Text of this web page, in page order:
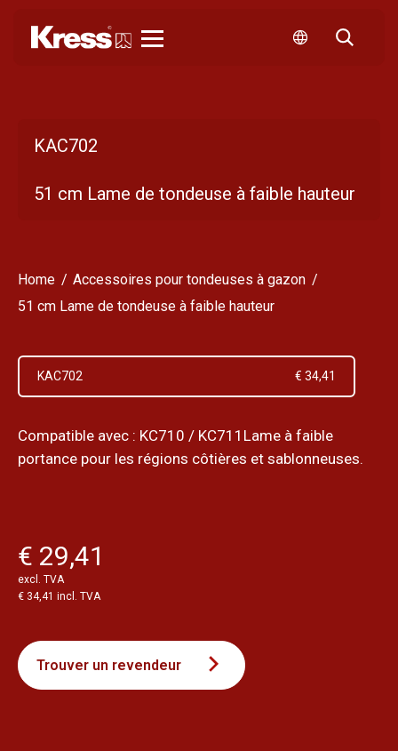
KAC702
51 cm Lame de tondeuse à faible hauteur
Home
Accessoires pour tondeuses à gazon
51 cm Lame de tondeuse à faible hauteur
KAC702 € 34,41
Compatible avec : KC710 / KC711Lame à faible
portance pour les régions côtières et sablonneuses.
€ 29,41
excl. TVA
€ 34,41 incl. TVA
Trouver un revendeur